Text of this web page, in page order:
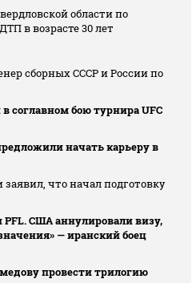
области по
в возрасте 30 лет
сборных СССР и России по
соглавном бою турнира UFC
начать карьеру в
что начал подготовку
США аннулировали визу,
— иранский боец
провести трилогию